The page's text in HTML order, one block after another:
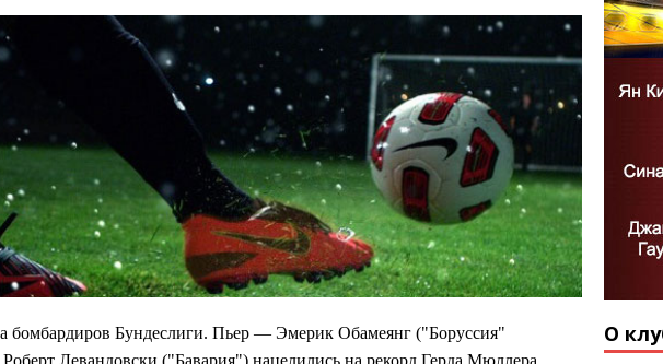
бомбардиров Бундеслиги. Пьер — Эмерик Обамеянг ("Боруссия"
Левандовски ("Бавария") нацелились на рекорд Герда Мюллера
О